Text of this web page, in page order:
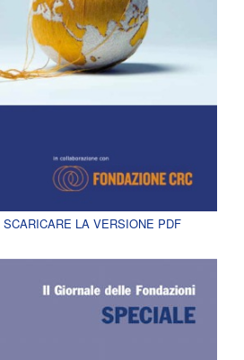
LA VERSIONE PDF